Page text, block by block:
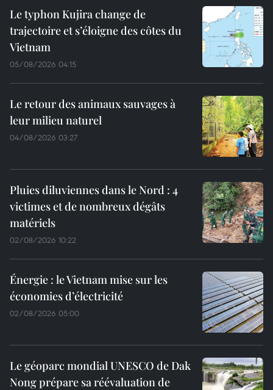
Le typhon Kujira change de
trajectoire et s’éloigne des côtes du
Vietnam
05/08/2026 04:15
Le retour des animaux sauvages à
leur milieu naturel
04/08/2026 03:27
Pluies diluviennes dans le Nord : 4
victimes et de nombreux dégâts
matériels
02/08/2026 10:22
Énergie : le Vietnam mise sur les
économies d’électricité
02/08/2026 05:00
Le géoparc mondial UNESCO de Dak
Nong prépare sa réévaluation de